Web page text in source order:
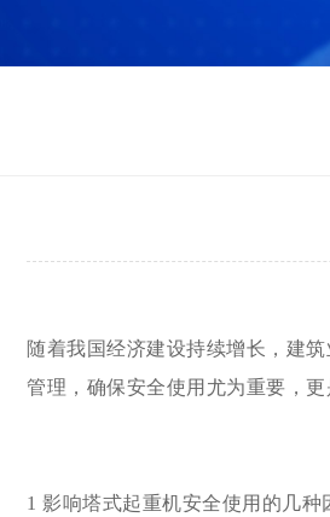
随着我国经济建设持续增长，建
管理，确保安全使用尤为重要，
1 影响塔式起重机安全使用的几种